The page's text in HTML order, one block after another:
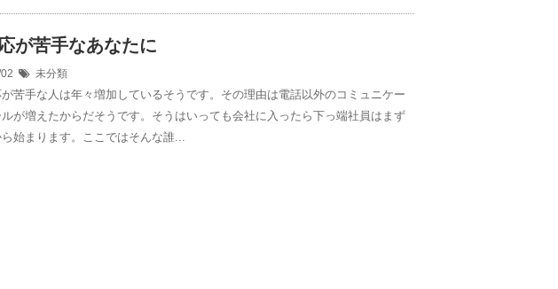
が苦手なあなたに
未分類
苦手な人は年々増加しているそうです。その理由は電話以外のコミュニケー
が増えたからだそうです。そうはいっても会社に入ったら下っ端社員はまず
始まります。ここではそんな誰...